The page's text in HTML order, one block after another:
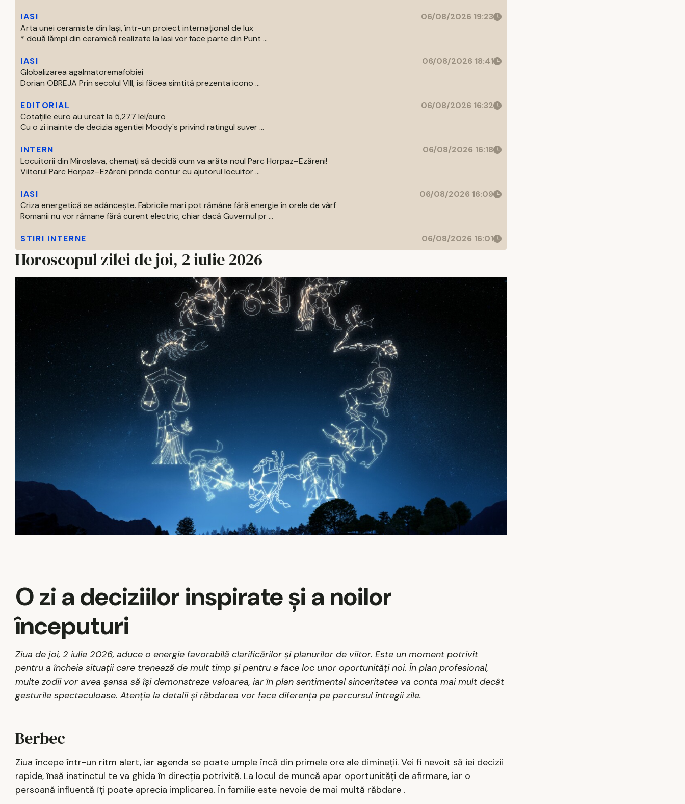
IASI
06/08/2026 19:23
Arta unei ceramiste din Iași, într-un proiect internațional de lux
* două lămpi din ceramică realizate la Iasi vor face parte din Punt ...
IASI
06/08/2026 18:41
Globalizarea agalmatoremafobiei
Dorian OBREJA Prin secolul VIII, isi făcea simtită prezenta icono ...
EDITORIAL
06/08/2026 16:32
Cotațiile euro au urcat la 5,277 lei/euro
Cu o zi inainte de decizia agentiei Moody's privind ratingul suver ...
INTERN
06/08/2026 16:18
Locuitorii din Miroslava, chemați să decidă cum va arăta noul Parc Horpaz–Ezăreni!
Viitorul Parc Horpaz–Ezăreni prinde contur cu ajutorul locuitor ...
IASI
06/08/2026 16:09
Criza energetică se adâncește. Fabricile mari pot rămâne fără energie în orele de vârf
Romanii nu vor rămane fără curent electric, chiar dacă Guvernul pr ...
STIRI INTERNE 06/08/2026 16:01
Horoscopul zilei de joi, 2 iulie 2026
O zi a deciziilor inspirate și a noilor
începuturi
Ziua de joi, 2 iulie 2026, aduce o energie favorabilă clarificărilor și planurilor de viitor. Este un moment potrivit
pentru a încheia situații care trenează de mult timp și pentru a face loc unor oportunități noi. În plan profesional,
multe zodii vor avea șansa să își demonstreze valoarea, iar în plan sentimental sinceritatea va conta mai mult decât
gesturile spectaculoase. Atenția la detalii și răbdarea vor face diferența pe parcursul întregii zile.
Berbec
Ziua începe într-un ritm alert, iar agenda se poate umple încă din primele ore ale dimineții. Vei fi nevoit să iei decizii
rapide, însă instinctul te va ghida în direcția potrivită. La locul de muncă apar oportunități de afirmare, iar o
persoană influentă îți poate aprecia implicarea. În familie este nevoie de mai multă răbdare .